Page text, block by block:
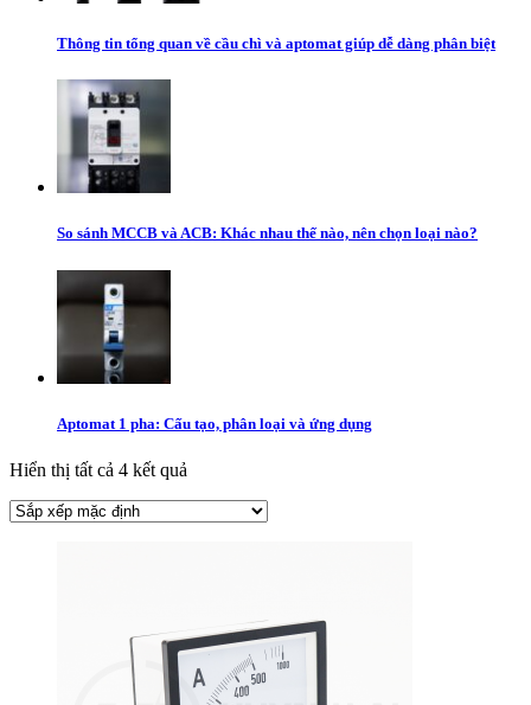
Thông tin tổng quan về cầu chì và aptomat giúp dễ dàng phân biệt
So sánh MCCB và ACB: Khác nhau thế nào, nên chọn loại nào?
Aptomat 1 pha: Cấu tạo, phân loại và ứng dụng
Hiển thị tất cả 4 kết quả